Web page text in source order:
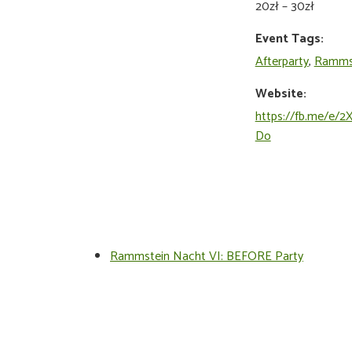
20zł – 30zł
Event Tags:
Afterparty,
Website:
https://fb.me/e/
Do
Rammstein Nacht VI: BEFORE Party